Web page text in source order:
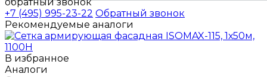
+7 (495) 995-23-22 Обратный звонок
Рекомендуемые аналоги
В избранное
Аналоги